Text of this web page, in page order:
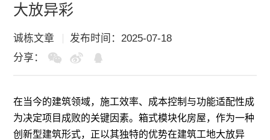
大放异彩
诚栋文章
发布时间：2025-07-18
分享：
在当今的建筑领域，施工效率、成本控制与功能适配性成
为决定项目成败的关键因素。箱式模块化房屋，作为一种
创新型建筑形式，正以其独特的优势在建筑工地大放异